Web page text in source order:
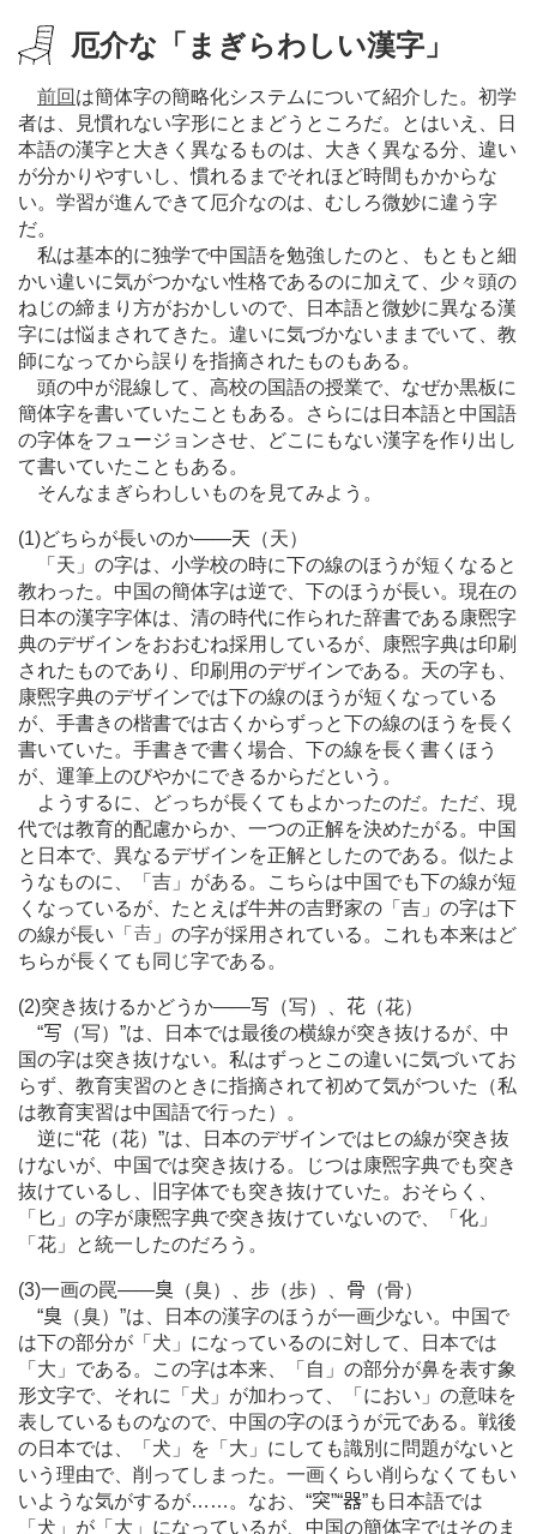
厄介な「まぎらわしい漢字」
前回 は簡体字の簡略化システムについて紹介した。初学
者は、見慣れない字形にとまどうところだ。とはいえ、日
本語の漢字と大きく異なるものは、大きく異なる分、違い
が分かりやすいし、慣れるまでそれほど時間もかからな
い。学習が進んできて厄介なのは、むしろ微妙に違う字
だ。
私は基本的に独学で中国語を勉強したのと、もともと細
かい違いに気がつかない性格であるのに加えて、少々頭の
ねじの締まり方がおかしいので、日本語と微妙に異なる漢
字には悩まされてきた。違いに気づかないままでいて、教
師になってから誤りを指摘されたものもある。
頭の中が混線して、高校の国語の授業で、なぜか黒板に
簡体字を書いていたこともある。さらには日本語と中国語
の字体をフュージョンさせ、どこにもない漢字を作り出し
て書いていたこともある。
そんなまぎらわしいものを見てみよう。
(1)どちらが長いのか――天 （天）
「天」の字は、小学校の時に下の線のほうが短くなると
教わった。中国の簡体字は逆で、下のほうが長い。現在の
日本の漢字字体は、清の時代に作られた辞書である康煕字
典のデザインをおおむね採用しているが、康煕字典は印刷
されたものであり、印刷用のデザインである。天の字も、
康煕字典のデザインでは下の線のほうが短くなっている
が、手書きの楷書では古くからずっと下の線のほうを長く
書いていた。手書きで書く場合、下の線を長く書くほう
が、運筆上のびやかにできるからだという。
ようするに、どっちが長くてもよかったのだ。ただ、現
代では教育的配慮からか、一つの正解を決めたがる。中国
と日本で、異なるデザインを正解としたのである。似たよ
うなものに、「吉」がある。こちらは中国でも下の線が短
くなっているが、たとえば牛丼の吉野家の「吉」の字は下
の線が長い「
」の字が採用されている。これも本来はど
ちらが長くても同じ字である。
(2)突き抜けるかどうか――写 （写）、 花 （花）
“写 （写）”は、日本では最後の横線が突き抜けるが、中
国の字は突き抜けない。私はずっとこの違いに気づいてお
らず、教育実習のときに指摘されて初めて気がついた（私
は教育実習は中国語で行った）。
逆に“花 （花）”は、日本のデザインではヒの線が突き抜
けないが、中国では突き抜ける。じつは康煕字典でも突き
抜けているし、旧字体でも突き抜けていた。おそらく、
「匕」の字が康煕字典で突き抜けていないので、「化」
「花」と統一したのだろう。
(3)一画の罠――臭 （臭）、步（歩）、 骨 （骨）
“臭 （臭）”は、日本の漢字のほうが一画少ない。中国で
は下の部分が「犬」になっているのに対して、日本では
「大」である。この字は本来、「自」の部分が鼻を表す象
形文字で、それに「犬」が加わって、「におい」の意味を
表しているものなので、中国の字のほうが元である。戦後
の日本では、「犬」を「大」にしても識別に問題がないと
いう理由で、削ってしまった。一画くらい削らなくてもい
いような気がするが… …。なお、“突”“器”も日本語では
「犬」が「大」になっているが、中国の簡体字ではそのま